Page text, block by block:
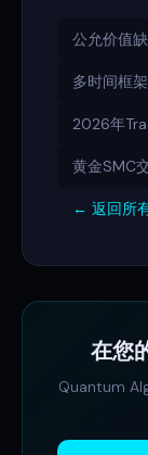
公允价值
多时间框
2026年
黄金SMC
← 返回所
在您
Quantum